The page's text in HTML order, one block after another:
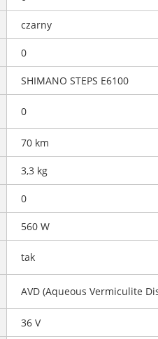
czarny
0
SHIMANO STEPS E6100
0
70 km
3,3 kg
0
560 W
tak
AVD (Aqueous Vermiculite
36 V